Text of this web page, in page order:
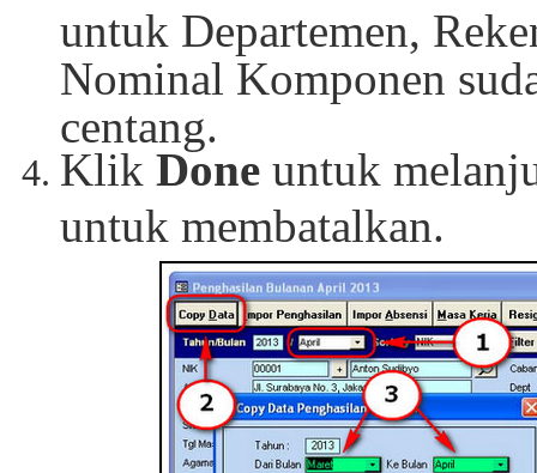
untuk Departemen,
Nominal Komponen
centang.
Klik Done untuk
untuk membatalkan.